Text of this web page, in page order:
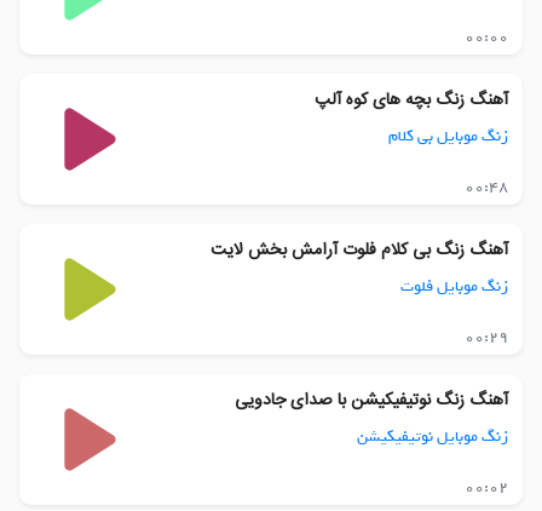
00:00
آهنگ زنگ بچه های کوه آلپ
زنگ موبایل بی کلام
00:48
آهنگ زنگ بی کلام فلوت آرامش بخش لایت
زنگ موبایل فلوت
00:29
آهنگ زنگ نوتیفیکیشن با صدای جادویی
زنگ موبایل نوتیفیکیشن
00:02